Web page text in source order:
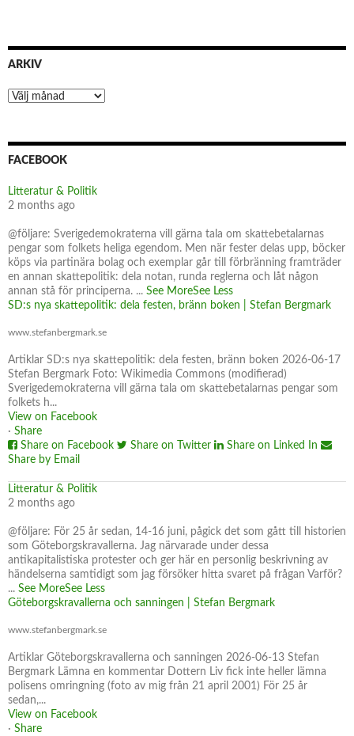
ARKIV
Arkiv
FACEBOOK
Litteratur & Politik
2 months ago
@följare: Sverigedemokraterna vill gärna tala om skattebetalarnas
pengar som folkets heliga egendom. Men när fester delas upp, böcker
köps via partinära bolag och exemplar går till förbränning framträder
en annan skattepolitik: dela notan, runda reglerna och låt någon
annan stå för principerna. ... See MoreSee Less
SD:s nya skattepolitik: dela festen, bränn boken | Stefan Bergmark
www.stefanbergmark.se
Artiklar SD:s nya skattepolitik: dela festen, bränn boken 2026-06-17
Stefan Bergmark Foto: Wikimedia Commons (modifierad)
Sverigedemokraterna vill gärna tala om skattebetalarnas pengar som
folkets h...
View on Facebook
· Share
Share on Facebook
Share on Twitter
Share on Linked In
Share by Email
Litteratur & Politik
2 months ago
@följare: För 25 år sedan, 14-16 juni, pågick det som gått till historien
som Göteborgskravallerna. Jag närvarade under dessa
antikapitalistiska protester och ger här en personlig beskrivning av
händelserna samtidigt som jag försöker hitta svaret på frågan Varför?
... See MoreSee Less
Göteborgskravallerna och sanningen | Stefan Bergmark
www.stefanbergmark.se
Artiklar Göteborgskravallerna och sanningen 2026-06-13 Stefan
Bergmark Lämna en kommentar Dottern Liv fick inte heller lämna
polisens omringning (foto av mig från 21 april 2001) För 25 år
sedan,...
View on Facebook
· Share